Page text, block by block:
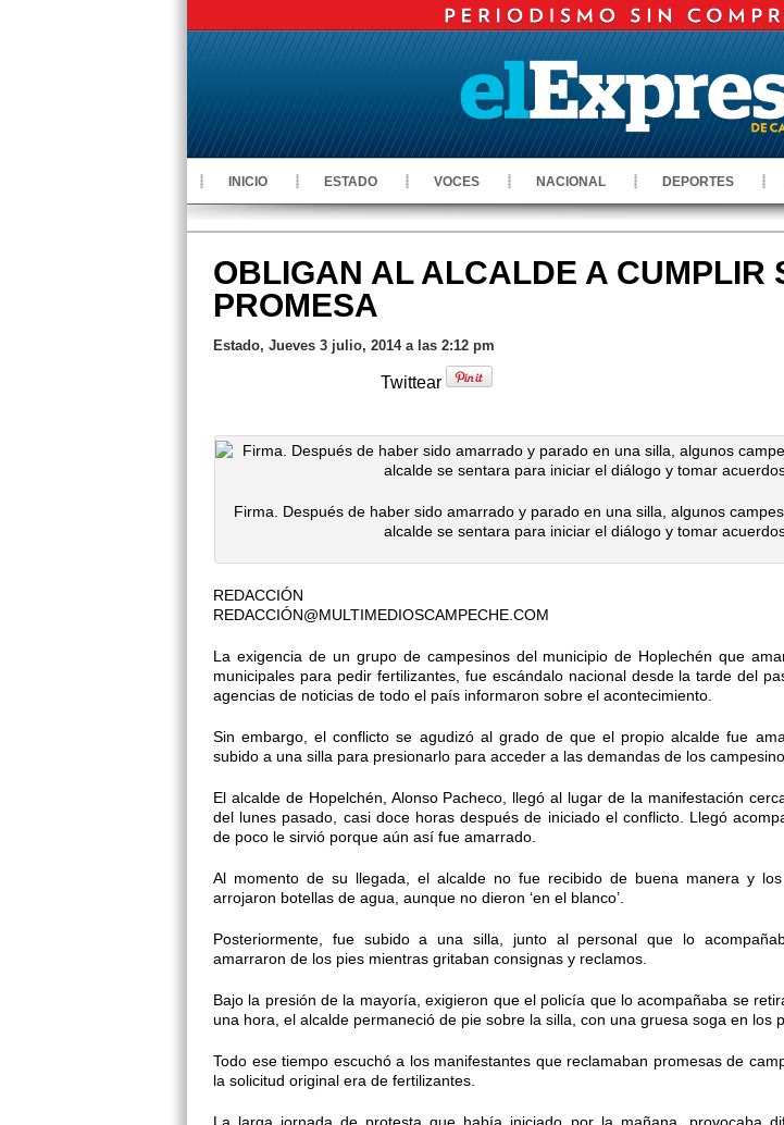
INICIO ESTADO VOCES NACIONAL DEPORTES
OBLIGAN AL ALCALDE A CUMPLIR
PROMESA
Estado, Jueves 3 julio, 2014 a las 2:12 pm
Twittear
Firma. Después de haber sido amarrado y parado en una silla, algunos
alcalde se sentara para iniciar el diálogo y tomar
REDACCIÓN
REDACCIÓN@MULTIMEDIOSCAMPECHE.COM
La exigencia de un grupo de campesinos del municipio de Hoplechén que
municipales para pedir fertilizantes, fue escándalo nacional desde la tarde del
agencias de noticias de todo el país informaron sobre el acontecimiento.
Sin embargo, el conflicto se agudizó al grado de que el propio alcalde fue
subido a una silla para presionarlo para acceder a las demandas de los
El alcalde de Hopelchén, Alonso Pacheco, llegó al lugar de la manifestación
del lunes pasado, casi doce horas después de iniciado el conflicto. Llegó
de poco le sirvió porque aún así fue amarrado.
Al momento de su llegada, el alcalde no fue recibido de buena manera y
arrojaron botellas de agua, aunque no dieron ‘en el blanco’.
Posteriormente, fue subido a una silla, junto al personal que lo
amarraron de los pies mientras gritaban consignas y reclamos.
Bajo la presión de la mayoría, exigieron que el policía que lo acompañaba se
una hora, el alcalde permaneció de pie sobre la silla, con una gruesa soga en los
Todo ese tiempo escuchó a los manifestantes que reclamaban promesas de
la solicitud original era de fertilizantes.